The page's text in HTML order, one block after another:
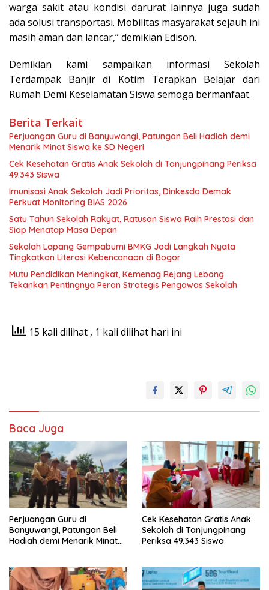
warga sakit atau kondisi darurat lainnya juga sudah
ada solusi transportasi. Mobilitas masyarakat sejauh ini
masih aman dan lancar,” demikian Edison.
Demikian kami sampaikan informasi Sekolah
Terdampak Banjir di Kotim Terapkan Belajar dari
Rumah Demi Keselamatan Siswa semoga bermanfaat.
Berita Terkait
Perjuangan Guru di Banyuwangi, Patungan Beli Hadiah demi
Menarik Minat Siswa ke SD Negeri
Cek Kesehatan Gratis Anak Sekolah di Tanjungpinang Periksa
49.343 Siswa
Imunisasi Anak Sekolah Jadi Prioritas, Dinkesda Demak
Perkuat Monitoring BIAS 2026
Satu Tahun Sekolah Rakyat, Ratusan Siswa Raih Prestasi dan
Siap Menatap Masa Depan
Sekolah Lapang Gempabumi BMKG Jadi Langkah Nyata
Tingkatkan Literasi Kebencanaan di Bogor
Mutu Pendidikan Meningkat, Kemenag Rejang Lebong
Tekankan Pentingnya Peran Strategis Pengawas Sekolah
15 kali dilihat , 1 kali dilihat hari ini
Baca Juga
Perjuangan Guru di
Banyuwangi, Patungan Beli
Hadiah demi Menarik Minat
Cek Kesehatan Gratis Anak
Sekolah di Tanjungpinang
Periksa 49.343 Siswa